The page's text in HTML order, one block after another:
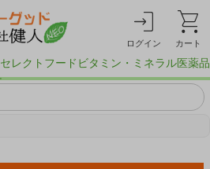
ログイン カート
セレクトフード ビタミン・ミネラル医薬品